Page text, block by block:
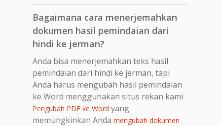
Bagaimana cara menerjemahkan
dokumen hasil pemindaian dari
hindi ke jerman?
Anda bisa menerjemahkan teks hasil
pemindaian dari hindi ke jerman, tapi
Anda harus mengubah hasil pemindaian
ke Word menggunakan situs rekan kami
Pengubah PDF ke Word yang
memungkinkan Anda mengubah dokumen